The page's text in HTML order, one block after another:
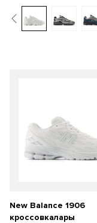
New Balance 1906
кроссовкалары